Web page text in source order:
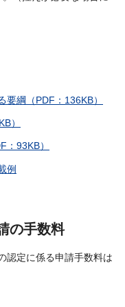
綱（PDF：136KB）
）
93KB）
例
の手数料
認定に係る申請手数料は